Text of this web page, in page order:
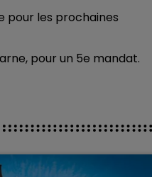
pour les prochaines
pour un 5e mandat.